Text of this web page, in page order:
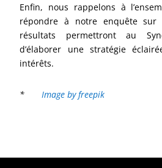
Enfin, nous rappelons à
répondre à notre enquête sur
résultats permettront au
d’élaborer une stratégie
intérêts.
* Image by freepik